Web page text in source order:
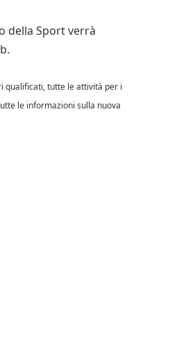
della Sport verrà
qualificati, tutte le attività per i
le informazioni sulla nuova